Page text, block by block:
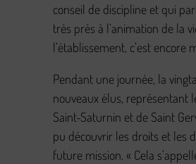
conseil de discipline et qui
très près à l’animation de la
l’établissement, c’est encore
Pendant une journée, la
nouveaux élus, représentant
Saint-Saturnin et de Saint
pu découvrir les droits et les
future mission. « Cela